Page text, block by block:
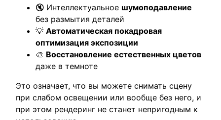
🔇 Интеллектуальное шумоподавление
без размытия деталей
💡 Автоматическая покадровая
оптимизация экспозиции
🎨 Восстановление естественных цветов
даже в темноте
Это означает, что вы можете снимать сцену
при слабом освещении или вообще без него, и
при этом рендеринг не станет непригодным к